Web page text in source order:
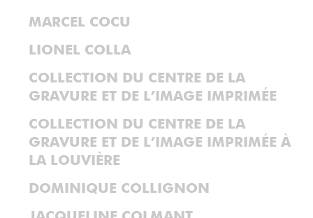
MARCEL COCU
LIONEL COLLA
COLLECTION DU CENTRE DE LA
GRAVURE ET DE L’IMAGE IMPRIMÉE
COLLECTION DU CENTRE DE LA
GRAVURE ET DE L’IMAGE IMPRIMÉE À
LA LOUVIÈRE
DOMINIQUE COLLIGNON